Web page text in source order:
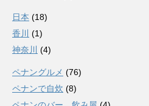
日本 (18)
香川
(1)
神奈川
(4)
ペナングルメ (76)
ペナンで自炊 (8)